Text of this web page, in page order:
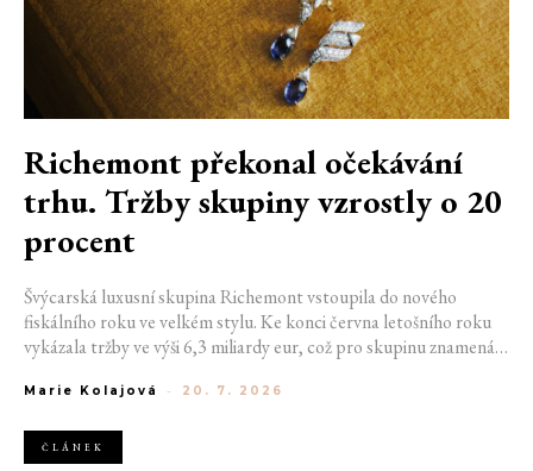
Richemont překonal očekávání
trhu. Tržby skupiny vzrostly o 20
procent
Švýcarská luxusní skupina Richemont vstoupila do nového
fiskálního roku ve velkém stylu. Ke konci června letošního roku
vykázala tržby ve výši 6,3 miliardy eur, což pro skupinu znamená
luxusním zůstává i přes přetrvávající ekonomickou nejistotu
Marie Kolajová - 20. 7. 2026
ČLÁNEK